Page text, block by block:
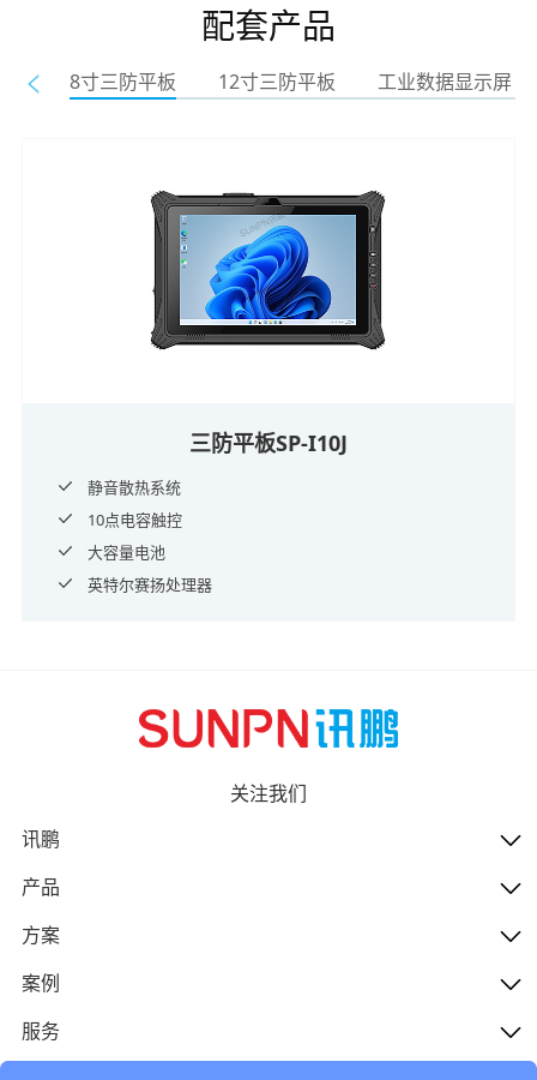
配套产品
8寸三防平板 12寸三防平板 工业数据显示屏
三防平板SP-I10J
静音散热系统
10点电容触控
大容量电池
英特尔赛扬处理器
关注我们
讯鹏
产品
方案
案例
服务